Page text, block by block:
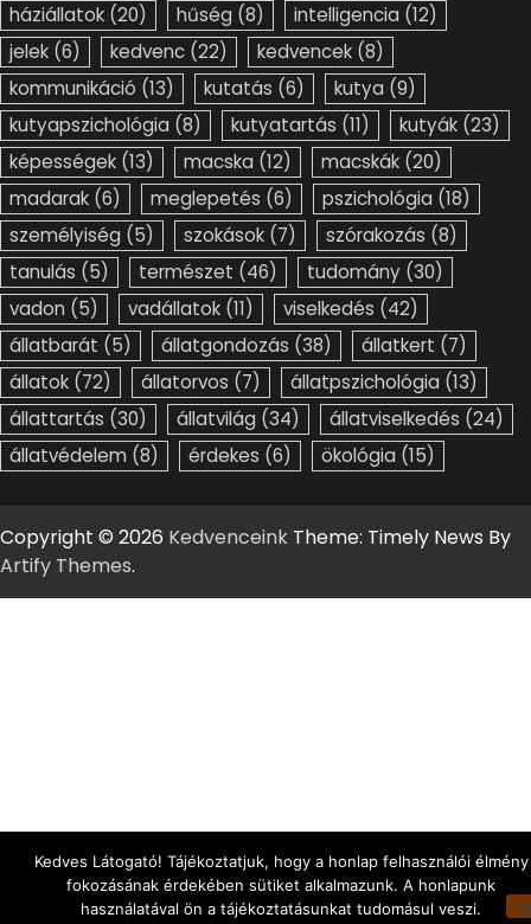
háziállatok (20) hűség (8) intelligencia (12)
jelek (6) kedvenc (22) kedvencek (8)
kommunikáció (13) kutatás (6) kutya (9)
kutyapszichológia (8) kutyatartás (11) kutyák (23)
képességek (13) macska (12) macskák (20)
madarak (6) meglepetés (6) pszichológia (18)
személyiség (5) szokások (7) szórakozás (8)
tanulás (5) természet (46) tudomány (30)
vadon (5) vadállatok (11) viselkedés (42)
állatbarát (5) állatgondozás (38) állatkert (7)
állatok (72) állatorvos (7) állatpszichológia (13)
állattartás (30) állatvilág (34) állatviselkedés (24)
állatvédelem (8) érdekes (6) ökológia (15)
Copyright © 2026 Kedvenceink Theme: Timely News By
Artify Themes.
Kedves Látogató! Tájékoztatjuk, hogy a honlap felhasználói élmény
fokozásának érdekében sütiket alkalmazunk. A honlapunk
használatával ön a tájékoztatásunkat tudomásul veszi.